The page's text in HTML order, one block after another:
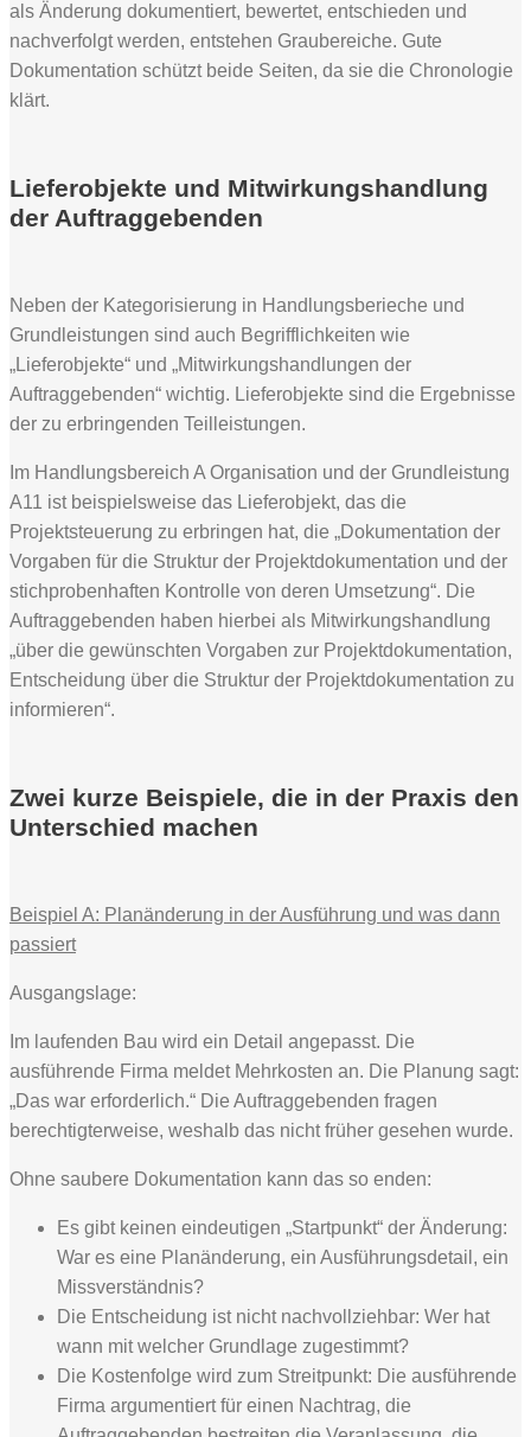
als Änderung dokumentiert, bewertet, entschieden und
nachverfolgt werden, entstehen Graubereiche. Gute
Dokumentation schützt beide Seiten, da sie die Chronologie
klärt.
Lieferobjekte und Mitwirkungshandlung
der Auftraggebenden
Neben der Kategorisierung in Handlungsberieche und
Grundleistungen sind auch Begrifflichkeiten wie
„Lieferobjekte“ und „Mitwirkungshandlungen der
Auftraggebenden“ wichtig. Lieferobjekte sind die Ergebnisse
der zu erbringenden Teilleistungen.
Im Handlungsbereich A Organisation und der Grundleistung
A11 ist beispielsweise das Lieferobjekt, das die
Projektsteuerung zu erbringen hat, die „Dokumentation der
Vorgaben für die Struktur der Projektdokumentation und der
stichprobenhaften Kontrolle von deren Umsetzung“. Die
Auftraggebenden haben hierbei als Mitwirkungshandlung
„über die gewünschten Vorgaben zur Projektdokumentation,
Entscheidung über die Struktur der Projektdokumentation zu
informieren“.
Zwei kurze Beispiele, die in der Praxis den
Unterschied machen
Beispiel A: Planänderung in der Ausführung und was dann
passiert
Ausgangslage:
Im laufenden Bau wird ein Detail angepasst. Die
ausführende Firma meldet Mehrkosten an. Die Planung sagt:
„Das war erforderlich.“ Die Auftraggebenden fragen
berechtigterweise, weshalb das nicht früher gesehen wurde.
Ohne saubere Dokumentation kann das so enden:
Es gibt keinen eindeutigen „Startpunkt“ der Änderung:
War es eine Planänderung, ein Ausführungsdetail, ein
Missverständnis?
Die Entscheidung ist nicht nachvollziehbar: Wer hat
wann mit welcher Grundlage zugestimmt?
Die Kostenfolge wird zum Streitpunkt: Die ausführende
Firma argumentiert für einen Nachtrag, die